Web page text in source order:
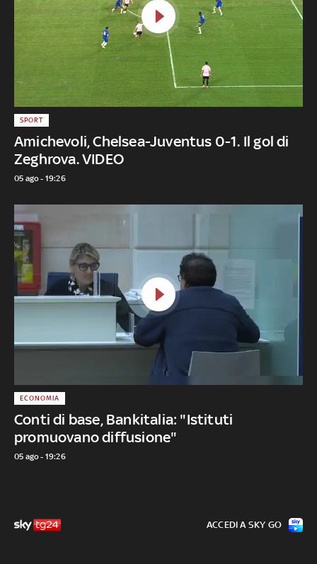
Amichevoli, Chelsea-Juventus 0-1. Il gol di
Zeghrova. VIDEO
SPORT
05 ago - 19:26
Conti di base, Bankitalia: "Istituti
promuovano diffusione"
ECONOMIA
05 ago - 19:26
ACCEDI A SKY GO